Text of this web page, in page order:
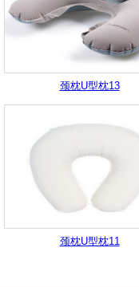
颈枕U型枕13
颈枕U型枕11